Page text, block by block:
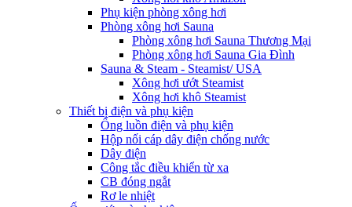
Phụ kiện phòng xông hơi
Phòng xông hơi Sauna
Phòng xông hơi Sauna Thương Mại
Phòng xông hơi Sauna Gia Đình
Sauna & Steam - Steamist/ USA
Xông hơi ướt Steamist
Xông hơi khô Steamist
Thiết bị điện và phụ kiện
Ống luồn điện và phụ kiện
Hộp nối cáp dây điện chống nước
Dây điện
Công tắc điều khiển từ xa
CB đóng ngắt
Rơ le nhiệt